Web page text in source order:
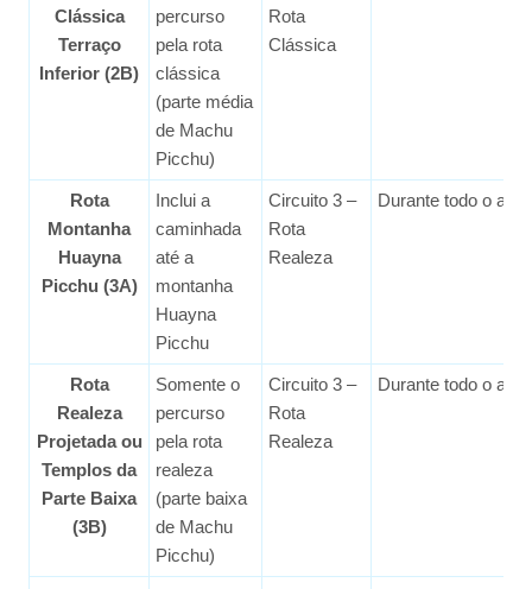
Clássica
Terraço
Inferior (2B)
percurso
pela rota
clássica
(parte média
de Machu
Picchu)
Rota
Clássica
Rota
Montanha
Huayna
Picchu (3A)
Inclui a
caminhada
até a
montanha
Huayna
Picchu
Circuito 3 –
Rota
Realeza
Durante todo o ano
Rota
Realeza
Projetada ou
Templos da
Parte Baixa
(3B)
Somente o
percurso
pela rota
realeza
(parte baixa
de Machu
Picchu)
Circuito 3 –
Rota
Realeza
Durante todo o ano